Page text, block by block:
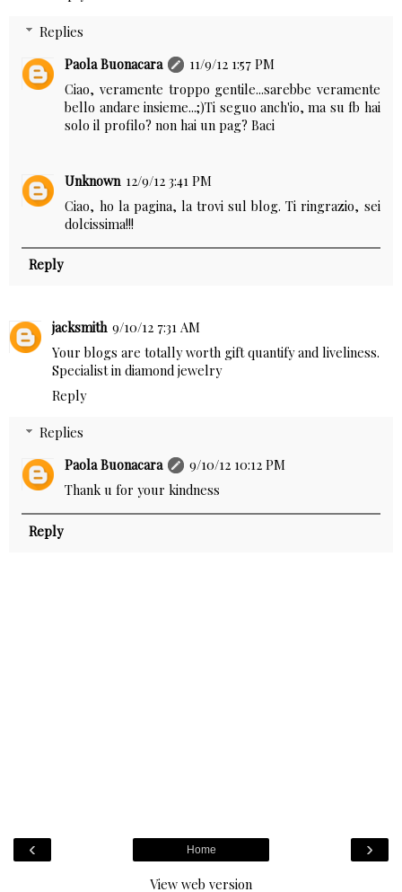
Replies
Paola Buonacara
11/9/12 1:57 PM
Ciao, veramente troppo gentile...sarebbe veramente
bello andare insieme...;)Ti seguo anch'io, ma su fb hai
solo il profilo? non hai un pag? Baci
Unknown 12/9/12 3:41 PM
Ciao, ho la pagina, la trovi sul blog. Ti ringrazio, sei
dolcissima!!!
Reply
jacksmith 9/10/12 7:31 AM
Your blogs are totally worth gift quantify and liveliness.
Specialist in diamond jewelry
Reply
Replies
Paola Buonacara
9/10/12 10:12 PM
Thank u for your kindness
Reply
‹ ›
Home
View web version